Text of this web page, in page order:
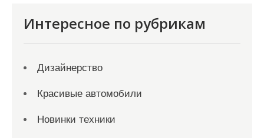
Интересное по рубрикам
Дизайнерство
Красивые автомобили
Новинки техники